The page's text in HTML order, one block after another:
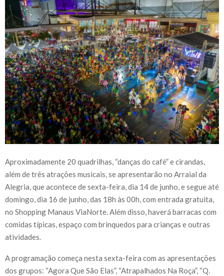
Aproximadamente 20 quadrilhas, “danças do café” e cirandas,
além de três atrações musicais, se apresentarão no Arraial da
Alegria, que acontece de sexta-feira, dia 14 de junho, e segue até
domingo, dia 16 de junho, das 18h às 00h, com entrada gratuita,
no Shopping Manaus ViaNorte. Além disso, haverá barracas com
comidas típicas, espaço com brinquedos para crianças e outras
atividades.
A programação começa nesta sexta-feira com as apresentações
dos grupos: “Agora Que São Elas”, “Atrapalhados Na Roça”, “Q.